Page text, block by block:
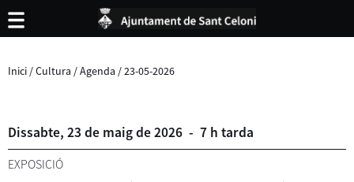
Inici /Cultura /Agenda /23-05-2026
Dissabte, 23 de maigde2026 - 7 h tarda
EXPOSICIÓ